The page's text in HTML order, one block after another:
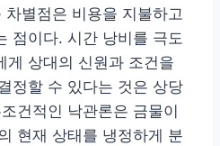
별점은 비용을 지불하고
점이다. 시간 낭비를 극도
게 상대의 신원과 조건을
정할 수 있다는 것은 상당
건적인 낙관론은 금물이
현재 상태를 냉정하게 분